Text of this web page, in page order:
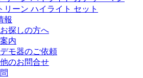
リーン ハイライト セット
報
探しの方へ
内
モ器のご依頼
のお問合せ